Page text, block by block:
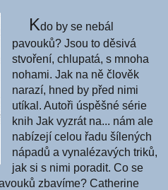
Kdo by se nebál
pavouků? Jsou to děsivá
stvoření, chlupatá, s mnoha
nohami. Jak na ně člověk
narazí, hned by před nimi
utíkal. Autoři úspěšné série
knih Jak vyzrát na... nám ale
nabízejí celou řadu šílených
nápadů a vynalézavých triků,
jak si s nimi poradit. Co se
zbavíme? Catherine